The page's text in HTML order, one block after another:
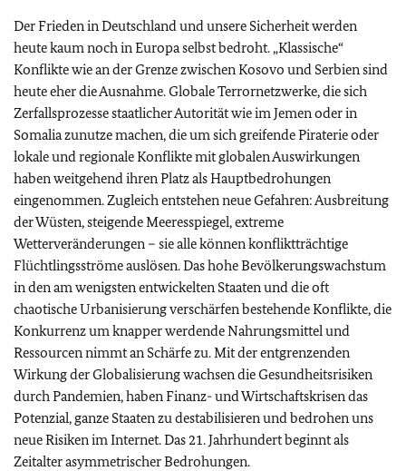
Der Frieden in Deutschland und unsere Sicherheit werden
heute kaum noch in Europa selbst bedroht. „Klassische“
Konflikte wie an der Grenze zwischen Kosovo und Serbien sind
heute eher die Ausnahme. Globale Terrornetzwerke, die sich
Zerfallsprozesse staatlicher Autorität wie im Jemen oder in
Somalia zunutze machen, die um sich greifende Piraterie oder
lokale und regionale Konflikte mit globalen Auswirkungen
haben weitgehend ihren Platz als Hauptbedrohungen
eingenommen. Zugleich entstehen neue Gefahren: Ausbreitung
der Wüsten, steigende Meeresspiegel, extreme
Wetterveränderungen – sie alle können konfliktträchtige
Flüchtlingsströme auslösen. Das hohe Bevölkerungswachstum
in den am wenigsten entwickelten Staaten und die oft
chaotische Urbanisierung verschärfen bestehende Konflikte, die
Konkurrenz um knapper werdende Nahrungsmittel und
Ressourcen nimmt an Schärfe zu. Mit der entgrenzenden
Wirkung der Globalisierung wachsen die Gesundheitsrisiken
durch Pandemien, haben Finanz- und Wirtschaftskrisen das
Potenzial, ganze Staaten zu destabilisieren und bedrohen uns
neue Risiken im Internet. Das 21. Jahrhundert beginnt als
Zeitalter asymmetrischer Bedrohungen.